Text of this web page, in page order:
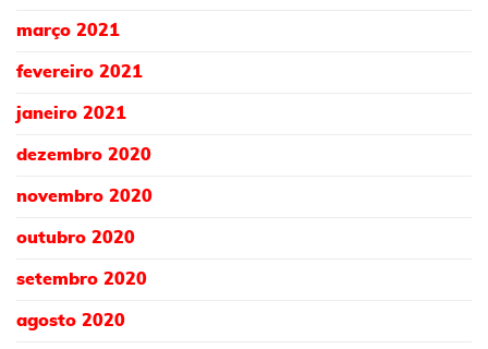
março 2021
fevereiro 2021
janeiro 2021
dezembro 2020
novembro 2020
outubro 2020
setembro 2020
agosto 2020